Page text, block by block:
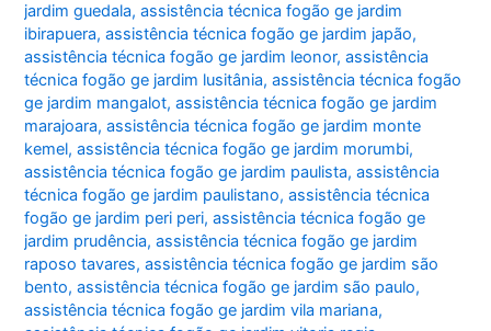
jardim guedala,assistência técnica fogão ge jardim
ibirapuera,assistência técnica fogão ge jardim japão,
assistência técnica fogão ge jardim leonor,assistência
técnica fogão ge jardim lusitânia,assistência técnica fogão
ge jardim mangalot,assistência técnica fogão ge jardim
marajoara,assistência técnica fogão ge jardim monte
kemel,assistência técnica fogão ge jardim morumbi,
assistência técnica fogão ge jardim paulista,assistência
técnica fogão ge jardim paulistano,assistência técnica
fogão ge jardim peri peri,assistência técnica fogão ge
jardim prudência,assistência técnica fogão ge jardim
raposo tavares,assistência técnica fogão ge jardim são
bento,assistência técnica fogão ge jardim são paulo,
assistência técnica fogão ge jardim vila mariana,